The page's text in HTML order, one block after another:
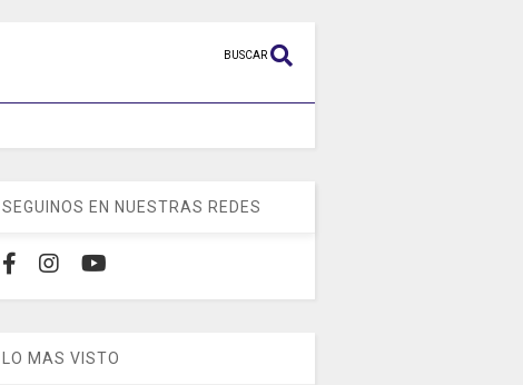
BUSCAR
SEGUINOS EN NUESTRAS REDES
LO MAS VISTO